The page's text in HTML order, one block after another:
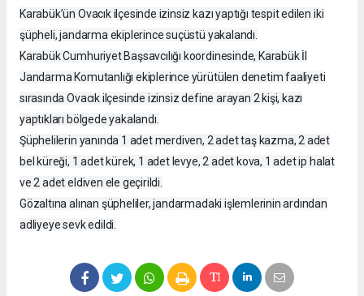
Karabük’ün Ovacık ilçesinde izinsiz kazı yaptığı tespit edilen iki
şüpheli, jandarma ekiplerince suçüstü yakalandı.
Karabük Cumhuriyet Başsavcılığı koordinesinde, Karabük İl
Jandarma Komutanlığı ekiplerince yürütülen denetim faaliyeti
sırasında Ovacık ilçesinde izinsiz define arayan 2 kişi, kazı
yaptıkları bölgede yakalandı.
Şüphelilerin yanında 1 adet merdiven, 2 adet taş kazma, 2 adet
bel küreği, 1 adet kürek, 1 adet levye, 2 adet kova, 1 adet ip halat
ve 2 adet eldiven ele geçirildi.
Gözaltına alınan şüpheliler, jandarmadaki işlemlerinin ardından
adliyeye sevk edildi.